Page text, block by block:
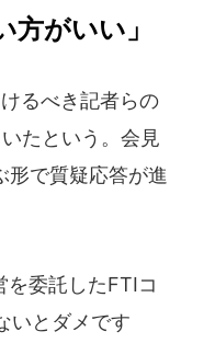
がいい」
るべき記者らの
たという。会見
形で質疑応答が進
委託したFTIコ
いとダメです